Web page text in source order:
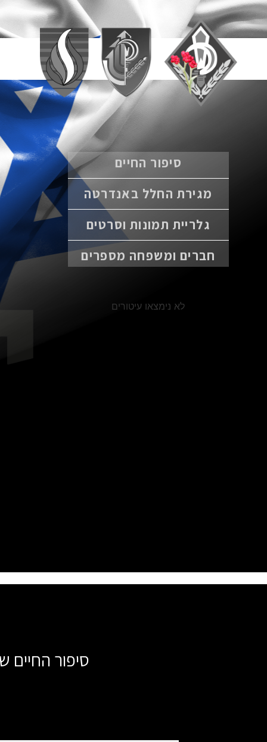
סיפור החיים
מגירת החלל באנדרטה
גלריית תמונות וסרטים
חברים ומשפחה מספרים
לא נימצאו עיטורים
סיפור החיים